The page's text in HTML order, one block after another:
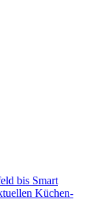
bis Smart
Küchen-